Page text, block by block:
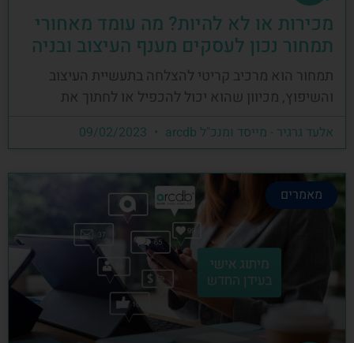
מכירות או לא להיות? מה עומד מאחורי
תמחור נכון לעסקים מענף העיצוב ובניה
תמחור הוא מרכיב קריטי להצלחה בתעשיית העיצוב
והשיפוץ, מכיוון שהוא יכול להכפיל או לחתוך את
אלעד גרגיר - מייסד ומנכ"ל arcdb
מאמרים